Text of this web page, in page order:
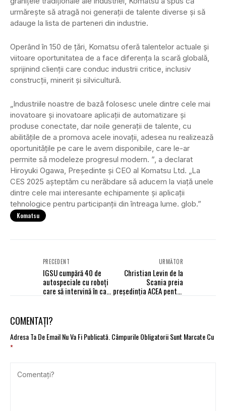
urmărește să atragă noi generații de talente diverse și să
adauge la lista de parteneri din industrie.
Operând în 150 de țări, Komatsu oferă talentelor actuale și
viitoare oportunitatea de a face diferența la scară globală,
sprijinind clienții care conduc industrii critice, inclusiv
construcții, minerit și silvicultură.
„Industriile noastre de bază folosesc unele dintre cele mai
inovatoare și inovatoare aplicații de automatizare și
produse conectate, dar noile generații de talente, cu
abilitățile de a promova acele inovații, adesea nu realizează
oportunitățile pe care le avem disponibile, care le-ar
permite să modeleze progresul modern. ”, a declarat
Hiroyuki Ogawa, Președinte și CEO al Komatsu Ltd. „La
CES 2025 așteptăm cu nerăbdare să aducem la viață unele
dintre cele mai interesante echipamente și aplicații
tehnologice pentru participanții din întreaga lume. glob.”
Komatsu
PRECEDENT
IGSU cumpără 40 de
autospeciale cu roboți
care să intervină în caz
URMĂTOR
Christian Levin de la
Scania preia
președinția ACEA pentru
COMENTAȚI?
Adresa Ta De Email Nu Va Fi Publicată. Câmpurile Obligatorii Sunt Marcate Cu
*